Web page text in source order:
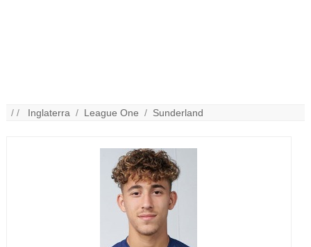
/ / Inglaterra / League One / Sunderland